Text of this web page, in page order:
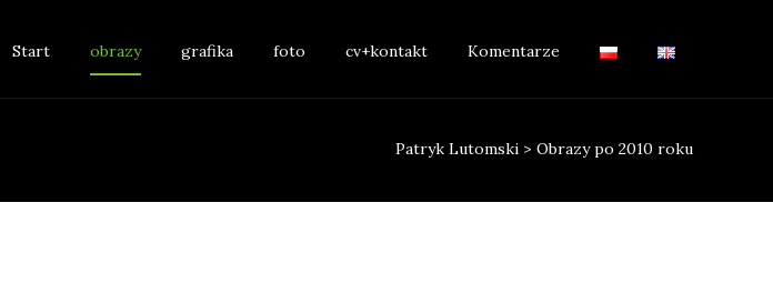
Start obrazy grafika foto cv+kontakt Komentarze
Patryk Lutomski > Obrazy po 2010 roku